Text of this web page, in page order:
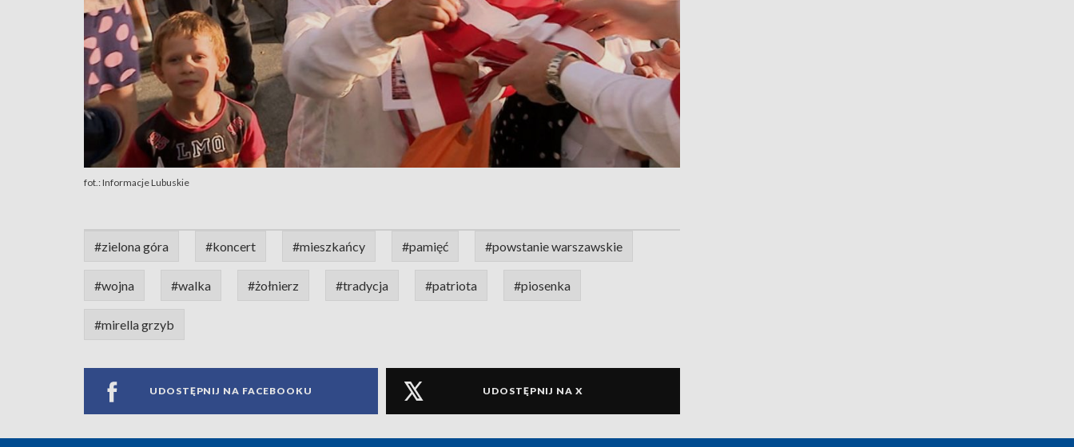
fot.: Informacje Lubuskie
#zielona góra #koncert #mieszkańcy #pamięć #powstanie warszawskie
#wojna #walka #żołnierz #tradycja #patriota #piosenka
#mirella grzyb
UDOSTĘPNIJ NA FACEBOOKU UDOSTĘPNIJ NA X